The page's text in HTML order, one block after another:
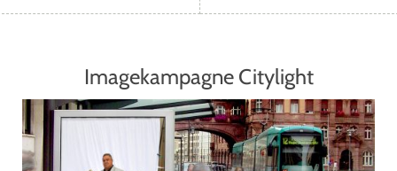
Imagekampagne Citylight